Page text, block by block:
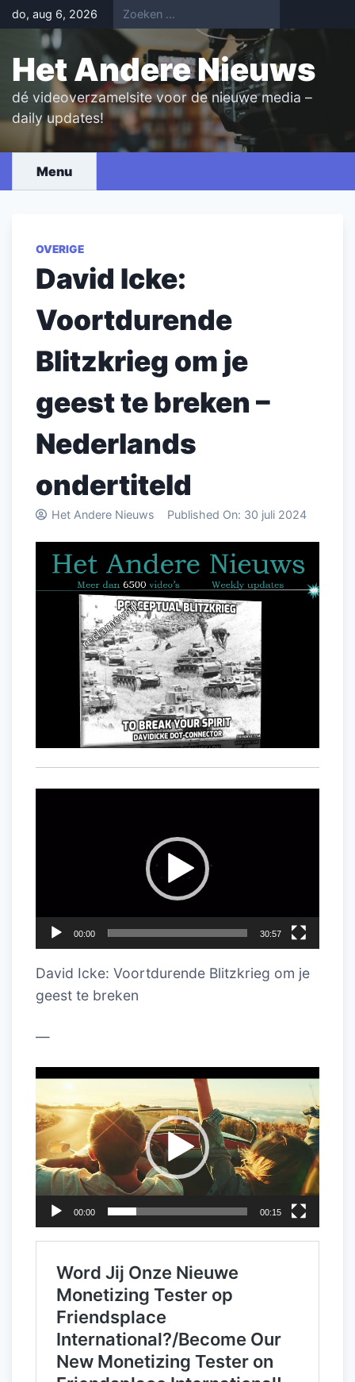
Skip
to
content
do, aug 6, 2026
Het Andere Nieuws
dé videoverzamelsite voor de nieuwe media –
daily updates!
Menu
OVERIGE
David Icke:
Voortdurende
Blitzkrieg om je
geest te breken –
Nederlands
ondertiteld
Het Andere Nieuws Published On: 30 juli 2024
00:00 30:57
David Icke: Voortdurende Blitzkrieg om je
geest te breken
—
Videospeler
00:00 00:15